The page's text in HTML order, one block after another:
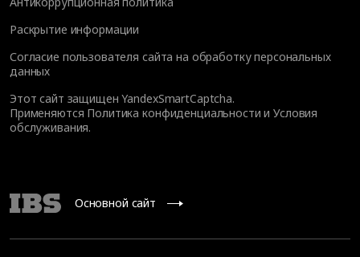
Раскрытие информации
Согласие пользователя сайта на обработку персональных
данных
Этот сайт защищен YandexSmartCaptcha.
Применяются Политика конфиденциальности иУсловия
обслуживания.
Основной сайт